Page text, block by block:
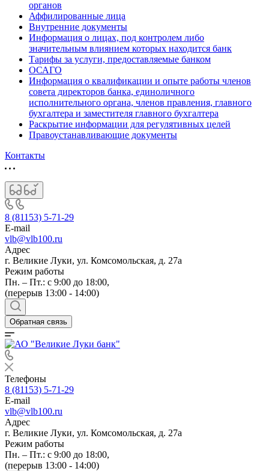
органов
Аффилированные лица
Внутренние документы
Информация о лицах, под контролем либо
значительным влиянием которых находится банк
Тарифы за услуги, предоставляемые банком
ОСАГО
Информация о квалификации и опыте работы членов
совета директоров банка, единоличного
исполнительного органа, членов правления, главного
бухгалтера и заместителя главного бухгалтера
Раскрытие информации для регулятивных целей
Правоустанавливающие документы
Контакты
8 (81153) 5-71-29
E-mail
vlb@vlb100.ru
Адрес
г. Великие Луки, ул. Комсомольская, д. 27а
Режим работы
Пн. – Пт.: с 9:00 до 18:00,
(перерыв 13:00 - 14:00)
Обратная связь
Телефоны
8 (81153) 5-71-29
E-mail
vlb@vlb100.ru
Адрес
г. Великие Луки, ул. Комсомольская, д. 27а
Режим работы
Пн. – Пт.: с 9:00 до 18:00,
(перерыв 13:00 - 14:00)